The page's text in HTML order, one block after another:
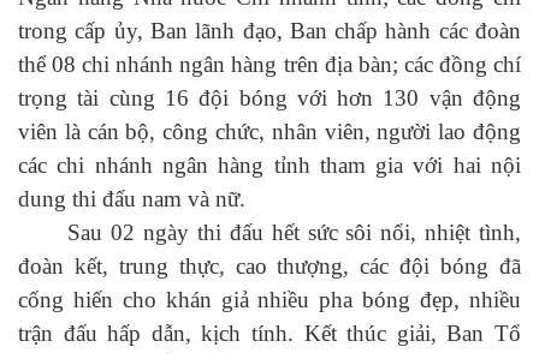
trong cấp ủy, Ban lãnh đạo, Ban chấp hành các đoàn
thể 08 chi nhánh ngân hàng trên địa bàn; các đồng chí
trọng tài cùng 16 đội bóng với hơn 130 vận động
viên là cán bộ, công chức, nhân viên, người lao động
các chi nhánh ngân hàng tỉnh tham gia với hai nội
dung thi đấu nam và nữ.
Sau 02 ngày thi đấu hết sức sôi nổi, nhiệt tình,
đoàn kết, trung thực, cao thượng, các đội bóng đã
cống hiến cho khán giả nhiều pha bóng đẹp, nhiều
trận đấu hấp dẫn, kịch tính. Kết thúc giải,Ban Tổ